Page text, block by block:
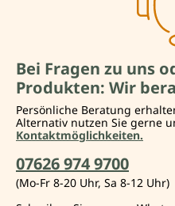
Bei Fragen zu uns
Produkten: Wir
Persönliche Beratung
Alternativ nutzen Sie gerne
Kontaktmöglichkeiten.
07626 974 9700
(Mo-Fr 8-20 Uhr, Sa 8-12 Uhr)